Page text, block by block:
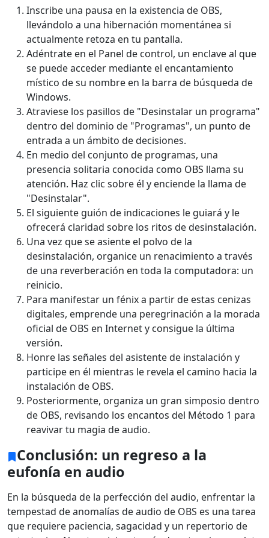
Inscribe una pausa en la existencia de OBS,
llevándolo a una hibernación momentánea si
actualmente retoza en tu pantalla.
Adéntrate en el Panel de control, un enclave al que
se puede acceder mediante el encantamiento
místico de su nombre en la barra de búsqueda de
Windows.
Atraviese los pasillos de "Desinstalar un programa"
dentro del dominio de "Programas", un punto de
entrada a un ámbito de decisiones.
En medio del conjunto de programas, una
presencia solitaria conocida como OBS llama su
atención. Haz clic sobre él y enciende la llama de
"Desinstalar".
El siguiente guión de indicaciones le guiará y le
ofrecerá claridad sobre los ritos de desinstalación.
Una vez que se asiente el polvo de la
desinstalación, organice un renacimiento a través
de una reverberación en toda la computadora: un
reinicio.
Para manifestar un fénix a partir de estas cenizas
digitales, emprende una peregrinación a la morada
oficial de OBS en Internet y consigue la última
versión.
Honre las señales del asistente de instalación y
participe en él mientras le revela el camino hacia la
instalación de OBS.
Posteriormente, organiza un gran simposio dentro
de OBS, revisando los encantos del Método 1 para
reavivar tu magia de audio.
Conclusión: un regreso a la
eufonía en audio
En la búsqueda de la perfección del audio, enfrentar la
tempestad de anomalías de audio de OBS es una tarea
que requiere paciencia, sagacidad y un repertorio de